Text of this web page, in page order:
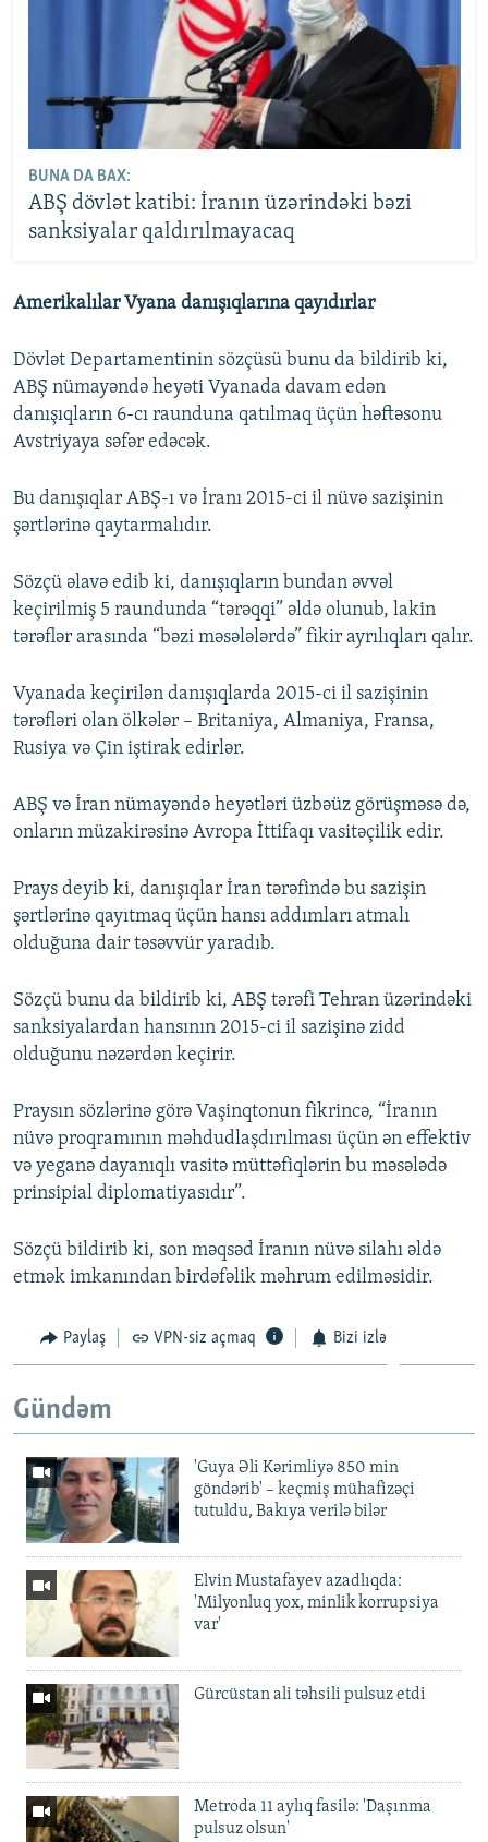
BUNA DA BAX:
ABŞ dövlət katibi: İranın üzərindəki bəzi
sanksiyalar qaldırılmayacaq
Amerikalılar Vyana danışıqlarına qayıdırlar
Dövlət Departamentinin sözçüsü bunu da bildirib ki,
ABŞ nümayəndə heyəti Vyanada davam edən
danışıqların 6-cı raunduna qatılmaq üçün həftəsonu
Avstriyaya səfər edəcək.
Bu danışıqlar ABŞ-ı və İranı 2015-ci il nüvə sazişinin
şərtlərinə qaytarmalıdır.
Sözçü əlavə edib ki, danışıqların bundan əvvəl
keçirilmiş 5 raundunda “tərəqqi” əldə olunub, lakin
tərəflər arasında “bəzi məsələlərdə” fikir ayrılıqları qalır.
Vyanada keçirilən danışıqlarda 2015-ci il sazişinin
tərəfləri olan ölkələr – Britaniya, Almaniya, Fransa,
Rusiya və Çin iştirak edirlər.
ABŞ və İran nümayəndə heyətləri üzbəüz görüşməsə də,
onların müzakirəsinə Avropa İttifaqı vasitəçilik edir.
Prays deyib ki, danışıqlar İran tərəfində bu sazişin
şərtlərinə qayıtmaq üçün hansı addımları atmalı
olduğuna dair təsəvvür yaradıb.
Sözçü bunu da bildirib ki, ABŞ tərəfi Tehran üzərindəki
sanksiyalardan hansının 2015-ci il sazişinə zidd
olduğunu nəzərdən keçirir.
Praysın sözlərinə görə Vaşinqtonun fikrincə, “İranın
nüvə proqramının məhdudlaşdırılması üçün ən effektiv
və yeganə dayanıqlı vasitə müttəfiqlərin bu məsələdə
prinsipial diplomatiyasıdır”.
Sözçü bildirib ki, son məqsəd İranın nüvə silahı əldə
etmək imkanından birdəfəlik məhrum edilməsidir.
Paylaş VPN-siz açmaq Bizi izlə
Gündəm
'Guya Əli Kərimliyə 850 min
göndərib' – keçmiş mühafizəçi
tutuldu, Bakıya verilə bilər
Elvin Mustafayev azadlıqda:
'Milyonluq yox, minlik korrupsiya
var'
Gürcüstan ali təhsili pulsuz etdi
Metroda 11 aylıq fasilə: 'Daşınma
pulsuz olsun'